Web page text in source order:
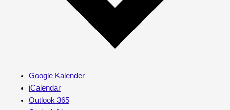
Google Kalender
iCalendar
Outlook 365